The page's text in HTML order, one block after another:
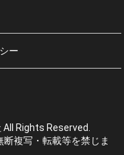
ー
Rights Reserved.
断複写・転載等を禁じま